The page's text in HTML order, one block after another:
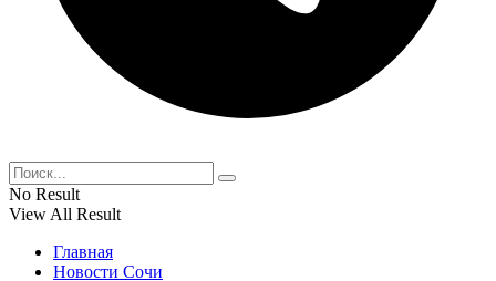
No Result
View All Result
Главная
Новости Сочи